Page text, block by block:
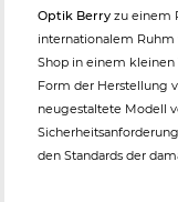
Optik Berry zu einem
internationalem
Shop in einem kleinen
Form der Herstellung
neugestaltete Modell
den Standards der